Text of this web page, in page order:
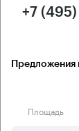
+7
Площадь